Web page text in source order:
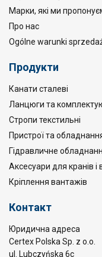
Марки, які ми
Про нас
Ogólne warunki
Продукти
Канати сталеві
Ланцюги та
Стропи текстильні
Пристрої та
Гідравличне
Аксесуари для кранів і
Кріплення вантажів
Контакт
Юридична адреса
Certex Polska Sp. z o.o.
ul. Lubczyńska 6c